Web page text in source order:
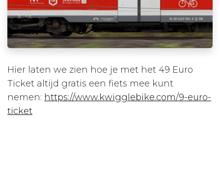
Hier laten we zien hoe je met het 49 Euro
Ticket altijd gratis een fiets mee kunt
nemen: https://www.kwigglebike.com/9-euro-
ticket